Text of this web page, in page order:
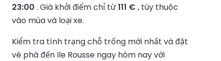
23:00 . Giá khởi điểm chỉ từ111 € , tùy thuộc
vào mùa và loại xe.
Kiểm tra tình trạng chỗ trống mới nhất và đặt
vé phà đến Ile Rousse ngay hôm nay với